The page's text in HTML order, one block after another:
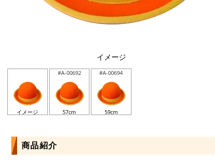
イメージ
イメージ
#A-00692
57cm
#A-00694
59cm
商品紹介